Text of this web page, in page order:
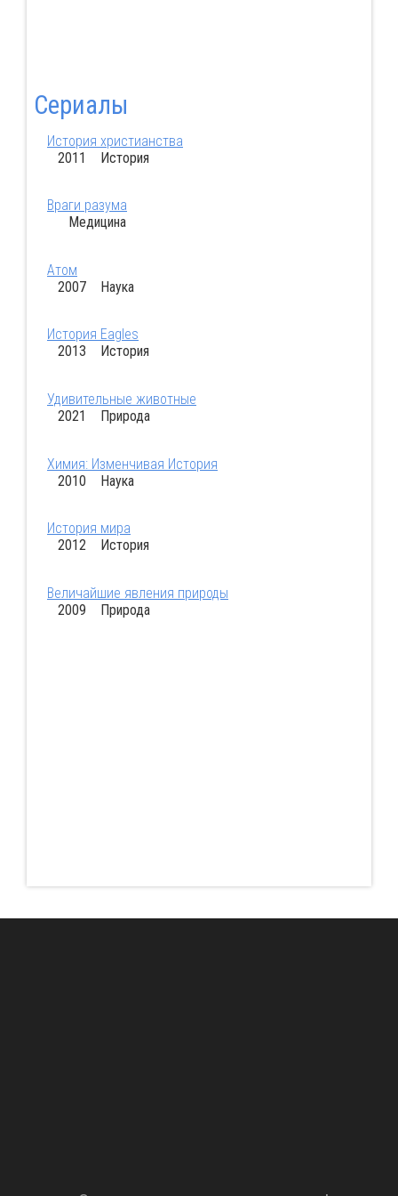
Сериалы
История христианства
2011 История
Враги разума
Медицина
Атом
2007 Наука
История Eagles
2013 История
Удивительные животные
2021 Природа
Химия: Изменчивая История
2010 Наука
История мира
2012 История
Величайшие явления природы
2009 Природа